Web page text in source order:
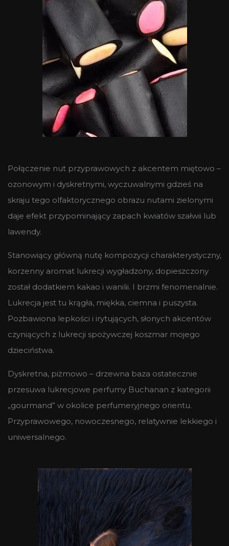
Połączenie nut przyprawowych z akcentem miętowo –
ozonowym i dyskretnymi, wyczuwalnymi gdzieś na
skraju tego olfaktorycznego obrazu nutami zielonymi
daje efekt przypominający zapach kwiatów szałwii lub
lawendy.
Stanowiący główną nutę kompozycji charakterystyczny,
korzenny aromat lukrecji wygładzony, dopieszczony
został dodatkiem kakao i wanilii. I brzmi fenomenalnie.
Lukrecja jest tu krągła, miękka, ciemna i puszysta.
Pozbawiona lepkości i irytujących, słonych akcentów
czyniących z lukrecji spożywczej koszmar mojego
dzieciństwa.
Dyskretna, piżmowo – drzewna baza ostatecznie
przesuwa lukrecjowe perfumy Buchanan z kategorii
„gourmand” w okolice perfumeryjnego orientu.
Przyprawowego, nowoczesnego, relatywnie lekkiego i
uniwersalnego.